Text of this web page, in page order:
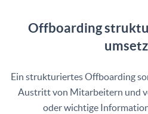
Offboarding
Ein strukturiertes Offboarding
Austritt von Mitarbeitern und
oder wichtige